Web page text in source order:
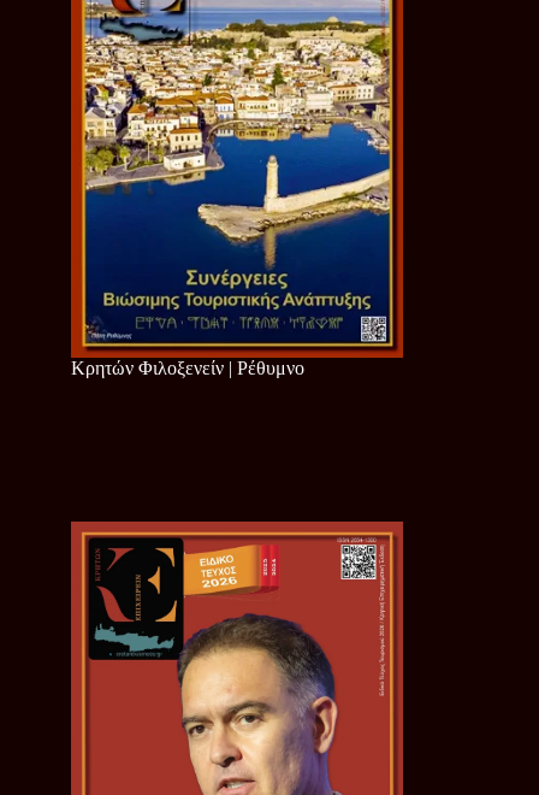
Κρητών Φιλοξενείν | Ρέθυμνο